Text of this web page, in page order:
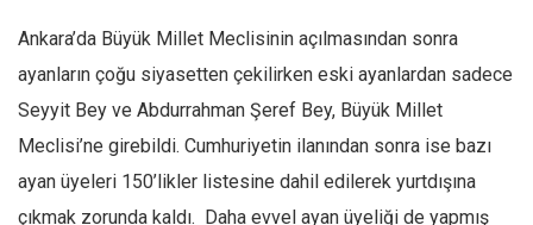
Ankara’da Büyük Millet Meclisinin açılmasından sonra
ayanların çoğu siyasetten çekilirken eski ayanlardan sadece
Seyyit Bey ve Abdurrahman Şeref Bey, Büyük Millet
Meclisi’ne girebildi. Cumhuriyetin ilanından sonra ise bazı
ayan üyeleri 150’likler listesine dahil edilerek yurtdışına
çıkmak zorunda kaldı. Daha evvel ayan üyeliği de yapmış